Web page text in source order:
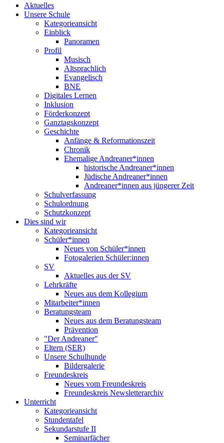
Aktuelles
Unsere Schule
Kategorieansicht
Einblick
Panoramen
Profil
Musisch
Altsprachlich
Evangelisch
BNE
Digitales Lernen
Inklusion
Förderkonzept
Ganztagskonzept
Geschichte
Anfänge & Reformationszeit
Chronik
Ehemalige Andreaner*innen
historische Andreaner*innen
Jüdische Andreaner*innen
Andreaner*innen aus jüngerer Zeit
Schulverfassung
Schulordnung
Schutzkonzept
Dies sind wir
Kategorieansicht
Schüler*innen
Neues von Schüler*innen
Fotogalerien Schüler:innen
SV
Aktuelles aus der SV
Lehrkräfte
Neues aus dem Kollegium
Mitarbeiter*innen
Beratungsteam
Neues aus dem Beratungsteam
Prävention
"Der Andreaner"
Eltern (SER)
Unsere Schulhunde
Bildergalerie
Freundeskreis
Neues vom Freundeskreis
Freundeskreis Newsletterarchiv
Unterricht
Kategorieansicht
Stundentafel
Sekundarstufe II
Seminarfächer